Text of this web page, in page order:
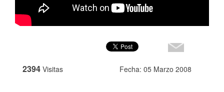
2394 Visitas Fecha: 05 Marzo 2008